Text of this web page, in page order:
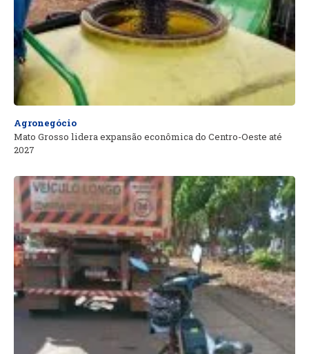
Agronegócio
Mato Grosso lidera expansão econômica do Centro-Oeste até
2027